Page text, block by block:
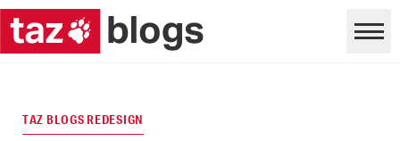
TAZ BLOGS REDESIGN